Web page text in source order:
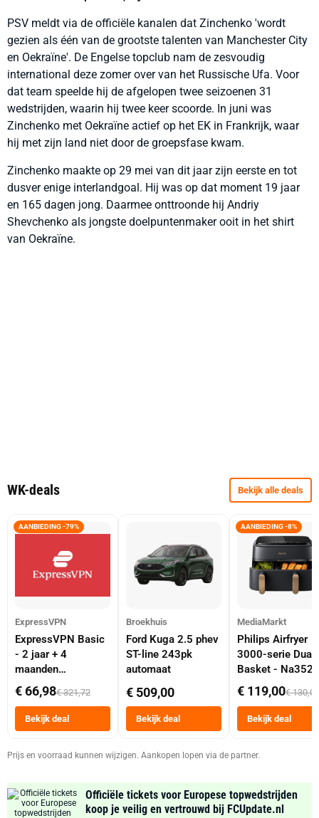
PSV meldt via de officiële kanalen dat Zinchenko 'wordt
gezien als één van de grootste talenten van Manchester City
en Oekraïne'. De Engelse topclub nam de zesvoudig
international deze zomer over van het Russische Ufa. Voor
dat team speelde hij de afgelopen twee seizoenen 31
wedstrijden, waarin hij twee keer scoorde. In juni was
Zinchenko met Oekraïne actief op het EK in Frankrijk, waar
hij met zijn land niet door de groepsfase kwam.
Zinchenko maakte op 29 mei van dit jaar zijn eerste en tot
dusver enige interlandgoal. Hij was op dat moment 19 jaar
en 165 dagen jong. Daarmee onttroonde hij Andriy
Shevchenko als jongste doelpuntenmaker ooit in het shirt
van Oekraïne.
WK-deals Bekijk alle deals
AANBIEDING -79%
ExpressVPN
ExpressVPN Basic
- 2 jaar + 4
maanden
abonnement
€ 66,98€ 321,72
Bekijk deal
Broekhuis
Ford Kuga 2.5 phev
ST-line 243pk
automaat
€ 509,00
Bekijk deal
AANBIEDING -8%
MediaMarkt
Philips Airfryer
3000-serie Dual
Basket -
Dubbele Mand 9
Tot 6 Personen
Heteluchtfriteuse
Zwart
€ 119,00€ 130,00
Bekijk deal
Prijs en voorraad kunnen wijzigen. Aankopen lopen via de partner.
Officiële tickets voor Europese topwedstrijden
koop je veilig en vertrouwd bij FCUpdate.nl